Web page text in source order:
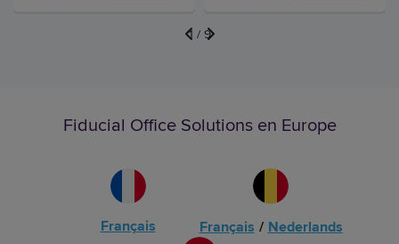
1 / 9
Fiducial Office Solutions en Europe
Français Français / Nederlands